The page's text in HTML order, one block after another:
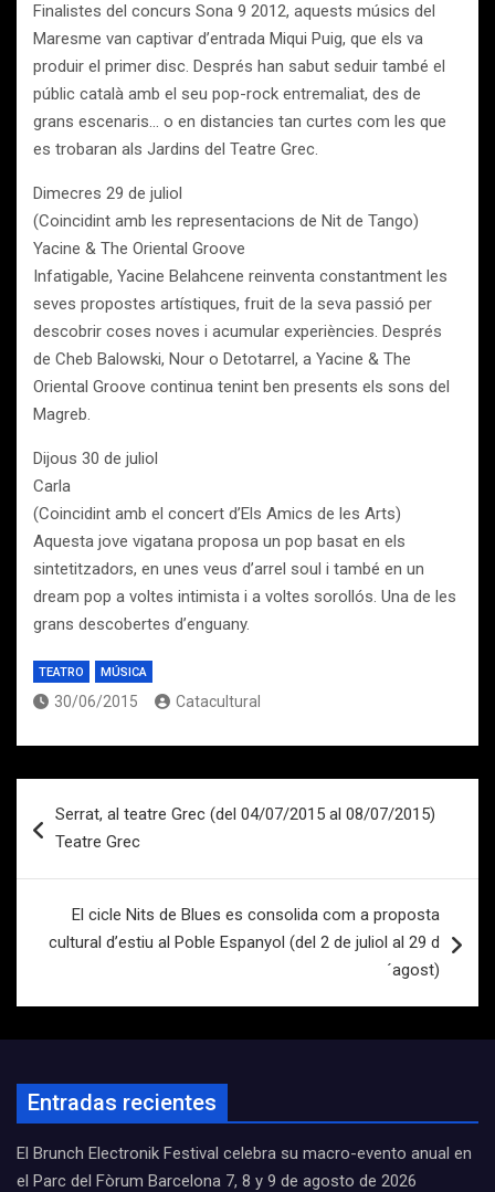
Finalistes del concurs Sona 9 2012, aquests músics del
Maresme van captivar d’entrada Miqui Puig, que els va
produir el primer disc. Després han sabut seduir també el
públic català amb el seu pop-rock entremaliat, des de
grans escenaris… o en distancies tan curtes com les que
es trobaran als Jardins del Teatre Grec.
Dimecres 29 de juliol
(Coincidint amb les representacions de Nit de Tango)
Yacine & The Oriental Groove
Infatigable, Yacine Belahcene reinventa constantment les
seves propostes artístiques, fruit de la seva passió per
descobrir coses noves i acumular experiències. Després
de Cheb Balowski, Nour o Detotarrel, a Yacine & The
Oriental Groove continua tenint ben presents els sons del
Magreb.
Dijous 30 de juliol
Carla
(Coincidint amb el concert d’Els Amics de les Arts)
Aquesta jove vigatana proposa un pop basat en els
sintetitzadors, en unes veus d’arrel soul i també en un
dream pop a voltes intimista i a voltes sorollós. Una de les
grans descobertes d’enguany.
TEATRO MÚSICA
30/06/2015 Catacultural
de
Serrat, al teatre Grec (del 04/07/2015 al 08/07/2015)
Teatre Grec
El cicle Nits de Blues es consolida com a proposta
cultural d’estiu al Poble Espanyol (del 2 de juliol al 29 d
´agost)
Entradas recientes
El Brunch Electronik Festival celebra su macro-evento anual en
el Parc del Fòrum Barcelona 7, 8 y 9 de agosto de 2026